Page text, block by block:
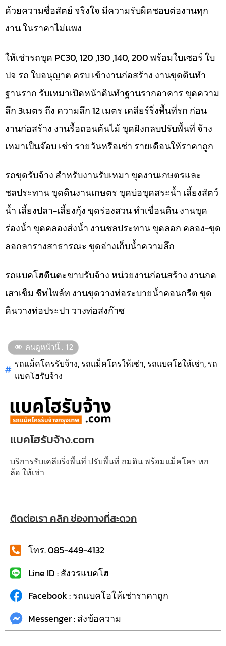
ด้วยความซื่อสัตย์ จริงใจ มีความรับผิดชอบต่องานทุก
งาน ในราคาไม่แพง
ให้เช่ารถขุด PC30, 120 ,130 ,140, 200 พร้อมใบเซอร์ ใบ
ปจ รถ ใบอนุญาต ครบ เข้างานก่อสร้าง งานขุดดินทำ
ฐานราก รับเหมาเปิดหน้าดินทำฐานรากอาคาร ขุดความ
ลึก 3เมตร ถึง ความลึก 12 เมตร เคลียร์ริ่งพื้นที่รก ก่อน
งานก่อสร้าง งานรื้อถอนต้นไม้ ขุดฝังกลบปรับพื้นที่ จ้าง
เหมาเป็นจ๊อบ เช่า รายวันหรือเช่า รายเดือนให้ราคาถูก
รถขุดรับจ้าง สำหรับงานรับเหมา ขุดงานเกษตรและ
ชลประทาน ขุดดินงานเกษตร ขุดบ่อขุดสระน้ำ เลี้ยงสัตว์
น้ำ เลี้ยงปลา-เลี้ยงกุ้ง ขุดร่องสวน ทำเขื่อนดิน งานขุด
ร่องน้ำ ขุดคลองส่งน้ำ งานชลประทาน ขุดลอก คลอง-ขุด
ลอกลารางสาธารณะ ขุดอ่างเก็บน้ำความลึก
รถแบคโฮตีนตะขาบรับจ้าง หน่วยงานก่อนสร้าง งานกด
เสาเข็ม ชีทไพล์ท งานขุดวางท่อระบายน้ำคอนกรีต ขุด
ดินวางท่อประปา วางท่อส่งก๊าซ
คนดูหน้านี้ : 12
รถแม็คโครรับจ้าง, รถแม็คโครให้เช่า, รถแบคโฮให้เช่า, รถ
แบคโฮรับจ้าง
แบคโฮรับจ้าง.com
บริการรับเคลียริ่งพื้นที่ ปรับพื้นที่ ถมดิน พร้อมแม็คโคร หก
ล้อ ให้เช่า
ติดต่อเรา คลิก ช่องทางที่สะดวก
โทร. 085-449-4132
Line ID : สังวรแบคโฮ
Facebook : รถแบคโฮให้เช่าราคาถูก
Messenger : ส่งข้อความ